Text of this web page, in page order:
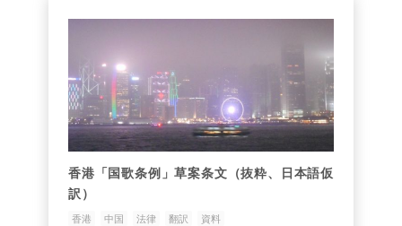
香港「国歌条例」草案条文（抜粋、日本語仮
訳）
香港 中国 法律 翻訳 資料